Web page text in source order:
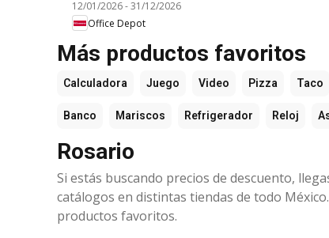
12/01/2026-31/12/2026
Office Depot
Más productos favoritos
Calculadora Juego Video Pizza Taco
Banco Mariscos Refrigerador Reloj
Rosario
Si estás buscando precios de descuento,
catálogos en distintas tiendas de todo
productos favoritos.